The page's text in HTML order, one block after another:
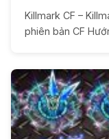
Killmark CF –
phiên bản CF